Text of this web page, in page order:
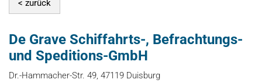
De Grave Schiffahrts-, Befrachtungs-
und Speditions-GmbH
Dr.-Hammacher-Str. 49, 47119 Duisburg